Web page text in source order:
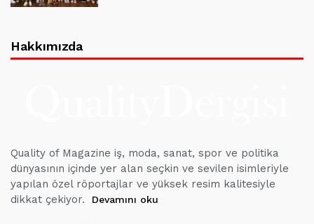
Hakkımızda
Quality of Magazine iş, moda, sanat, spor ve politika
dünyasının içinde yer alan seçkin ve sevilen isimleriyle
yapılan özel röportajlar ve yüksek resim kalitesiyle
dikkat çekiyor.
Devamını oku